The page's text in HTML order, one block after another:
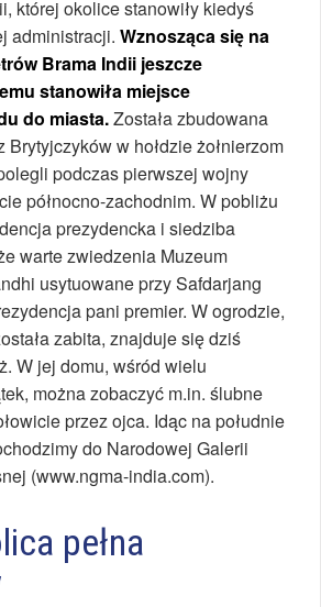
której okolice stanowiły kiedyś
administracji. Wznosząca się na
Brama Indii jeszcze
stanowiła miejsce
do miasta.Została zbudowana
Brytyjczyków w hołdzie żołnierzom
podczas pierwszej wojny
północno-zachodnim. W pobliżu
prezydencka i siedziba
warte zwiedzenia Muzeum
usytuowane przy Safdarjang
pani premier. W ogrodzie,
zabita, znajduje się dziś
W jej domu, wśród wielu
można zobaczyć m.in. ślubne
przez ojca. Idąc na południe
do Narodowej Galerii
(www.ngma-india.com).
pełna